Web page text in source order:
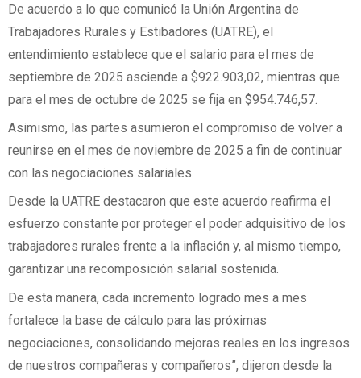
De acuerdo a lo que comunicó la Unión Argentina de
Trabajadores Rurales y Estibadores (UATRE), el
entendimiento establece que el salario para el mes de
septiembre de 2025 asciende a $922.903,02, mientras que
para el mes de octubre de 2025 se fija en $954.746,57.
Asimismo, las partes asumieron el compromiso de volver a
reunirse en el mes de noviembre de 2025 a fin de continuar
con las negociaciones salariales.
Desde la UATRE destacaron que este acuerdo reafirma el
esfuerzo constante por proteger el poder adquisitivo de los
trabajadores rurales frente a la inflación y, al mismo tiempo,
garantizar una recomposición salarial sostenida.
De esta manera, cada incremento logrado mes a mes
fortalece la base de cálculo para las próximas
negociaciones, consolidando mejoras reales en los ingresos
de nuestros compañeras y compañeros”, dijeron desde la